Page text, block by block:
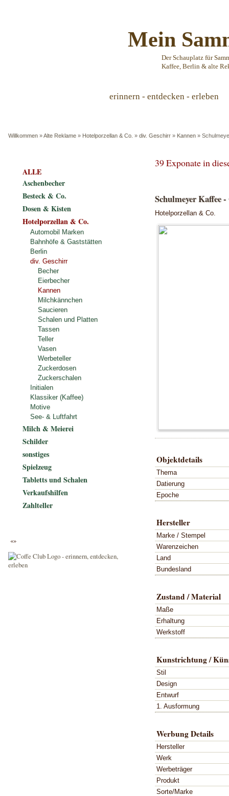
Mein
Der Schauplatz für
Kaffee, Berlin & alte
erinnern - entdecken - erleben
Willkommen »Alte Reklame » Hotelporzellan & Co. » div. Geschirr » Kannen »
39 Exponate in
Schulmeyer Kaffee
Hotelporzellan & Co.
Objektdetails
Thema
Datierung
Epoche
Hersteller
Marke / Stempel
Warenzeichen
Land
Bundesland
Zustand / Material
Maße
Erhaltung
Werkstoff
Kunstrichtung /
Stil
Design
Entwurf
1. Ausformung
Werbung Details
Hersteller
Werk
Werbeträger
Produkt
Sorte/Marke
ALLE
Aschenbecher
Besteck & Co.
Dosen & Kisten
Hotelporzellan & Co.
Automobil Marken
Bahnhöfe & Gaststätten
Berlin
div. Geschirr
Becher
Eierbecher
Kannen
Milchkännchen
Saucieren
Schalen und Platten
Tassen
Teller
Vasen
Werbeteller
Zuckerdosen
Zuckerschalen
Initialen
Klassiker (Kaffee)
Motive
See- & Luftfahrt
Milch & Meierei
Schilder
sonstiges
Spielzeug
Tabletts und Schalen
Verkaufshilfen
Zahlteller
«»